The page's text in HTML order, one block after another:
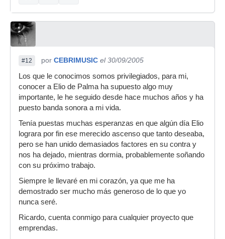
#12 por CEBRIMUSIC el 30/09/2005
Los que le conocimos somos privilegiados, para mi,
conocer a Elio de Palma ha supuesto algo muy
importante, le he seguido desde hace muchos años y ha
puesto banda sonora a mi vida.
Tenía puestas muchas esperanzas en que algún día Elio
lograra por fin ese merecido ascenso que tanto deseaba,
pero se han unido demasiados factores en su contra y
nos ha dejado, mientras dormia, probablemente soñando
con su próximo trabajo.
Siempre le llevaré en mi corazón, ya que me ha
demostrado ser mucho más generoso de lo que yo
nunca seré.
Ricardo, cuenta conmigo para cualquier proyecto que
emprendas.